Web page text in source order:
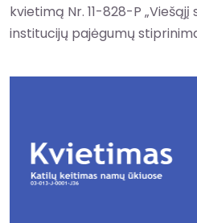
kvietimą Nr. 11-828-P
institucijų pajėgumų